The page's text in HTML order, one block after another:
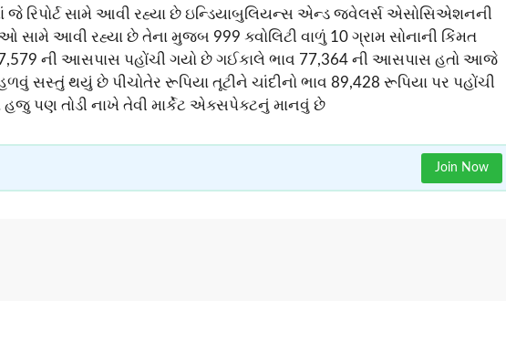
જે રિપોર્ટ સામે આવી રહ્યા છે ઇન્ડિયાબુલિયન્સ એન્ડ જ્વેલર્સ એસોસિએશનની
આવી રહ્યા છે તેના મુજબ 999 ક્વોલિટી વાળું 10 ગ્રામ સોનાની કિંમત
ની આસપાસ પહોંચી ગયો છે ગઈકાલે ભાવ 77,364 ની આસપાસ હતો આજે
સસ્તું થયું છે પીચોતેર રૂપિયા તૂટીને ચાંદીનો ભાવ 89,428 રૂપિયા પર પહોંચી
પણ તોડી નાખે તેવી માર્કેટ એક્સપેક્ટનું માનવું છે
Join Now